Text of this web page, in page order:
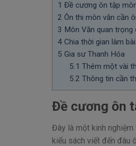
1 Đề cương ôn tập
2 Ôn thi môn văn cần
3 Môn Văn quan trọng
4 Chia thời gian làm
5 Gia sư Thanh Hóa
5.1 Thêm một vài
5.2 Thông tin cần
Đề cương ôn
Đây là một kinh
kiểu sách viết đến đâu